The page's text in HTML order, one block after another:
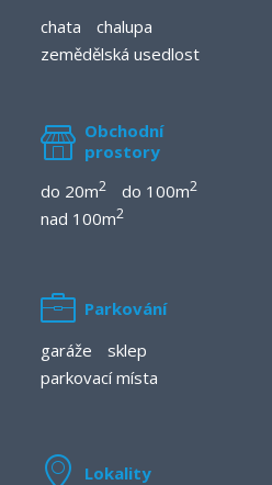
chata
chalupa
zemědělská usedlost
Obchodní
prostory
do 20m2 do 100m2
nad 100m2
Parkování
garáže
sklep
parkovací místa
Lokality